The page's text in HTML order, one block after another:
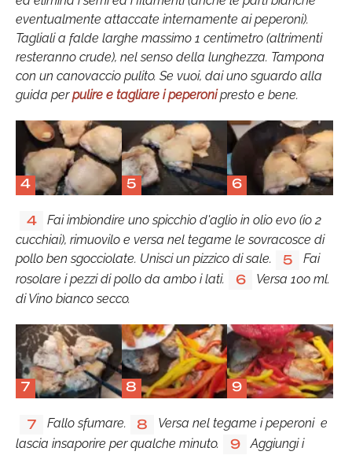
eventualmente attaccate internamente ai peperoni).
Tagliali a falde larghe massimo 1 centimetro (altrimenti
resteranno crude), nel senso della lunghezza. Tampona
con un canovaccio pulito. Se vuoi, dai uno sguardo alla
guida perpulire e tagliare i peperonipresto e bene.
4 5 6
4
Fai imbiondire uno spicchio d'aglio in olio evo (io 2
cucchiai), rimuovilo e versa nel tegame le sovracosce di
pollo ben sgocciolate. Unisci un pizzico di sale.
5
Fai
rosolare i pezzi di pollo da ambo i lati.
6
Versa 100 ml.
di Vino bianco secco.
7 8 9
7 Fallo sfumare. 8
Versa nel tegame i peperoni e
lascia insaporire per qualche minuto.
9
Aggiungi i